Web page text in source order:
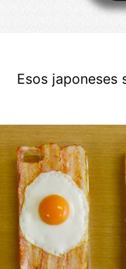
Esos japoneses